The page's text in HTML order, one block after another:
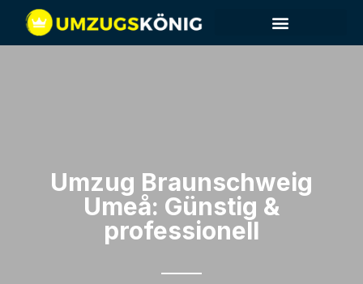
Umzug Braunschweig​
Umeå: Günstig &
professionell​